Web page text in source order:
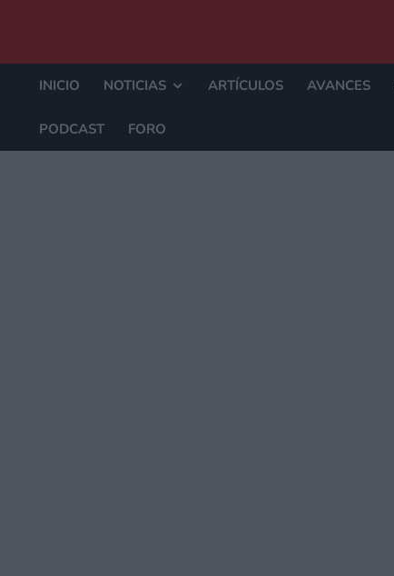
INICIO NOTICIAS ARTÍCULOS AVANCES
PODCAST FORO